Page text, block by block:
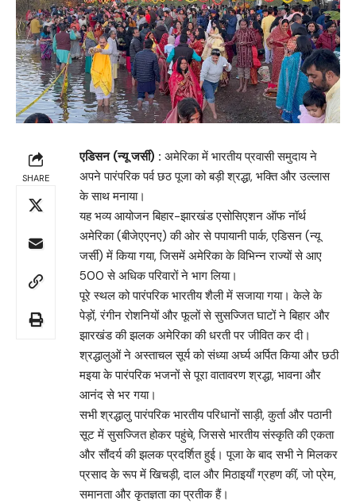
SHARE
एडिसन (न्यू जर्सी) : अमेरिका में भारतीय प्रवासी समुदाय ने
अपने पारंपरिक पर्व छठ पूजा को बड़ी श्रद्धा, भक्ति और उल्लास
के साथ मनाया।
यह भव्य आयोजन बिहार-झारखंड एसोसिएशन ऑफ नॉर्थ
अमेरिका (बीजेएएनए) की ओर से पपायानी पार्क, एडिसन (न्यू
जर्सी) में किया गया, जिसमें अमेरिका के विभिन्न राज्यों से आए
500 से अधिक परिवारों ने भाग लिया।
पूरे स्थल को पारंपरिक भारतीय शैली में सजाया गया। केले के
पेड़ों, रंगीन रोशनियों और फूलों से सुसज्जित घाटों ने बिहार और
झारखंड की झलक अमेरिका की धरती पर जीवित कर दी।
श्रद्धालुओं ने अस्ताचल सूर्य को संध्या अर्घ्य अर्पित किया और छठी
मइया के पारंपरिक भजनों से पूरा वातावरण श्रद्धा, भावना और
आनंद से भर गया।
सभी श्रद्धालु पारंपरिक भारतीय परिधानों साड़ी, कुर्ता और पठानी
सूट में सुसज्जित होकर पहुंचे, जिससे भारतीय संस्कृति की एकता
और सौंदर्य की झलक प्रदर्शित हुई। पूजा के बाद सभी ने मिलकर
प्रसाद के रूप में खिचड़ी, दाल और मिठाइयाँ ग्रहण कीं, जो प्रेम,
समानता और कृतज्ञता का प्रतीक हैं।